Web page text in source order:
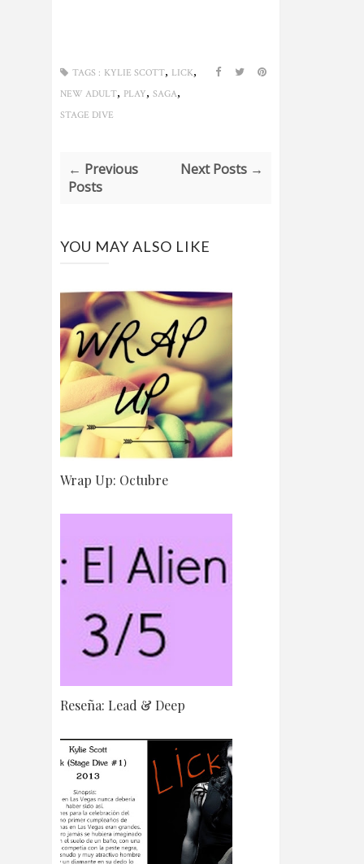
TAGS : KYLIE SCOTT, LICK,
NEW ADULT, PLAY, SAGA,
STAGE DIVE
← Previous
Posts
Next Posts →
YOU MAY ALSO LIKE
Wrap Up: Octubre
Reseña: Lead & Deep